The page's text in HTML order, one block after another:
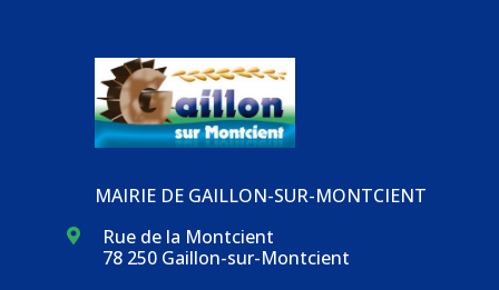
MAIRIE DE GAILLON-SUR-MONTCIENT

Rue de la Montcient
78 250 Gaillon-sur-Montcient